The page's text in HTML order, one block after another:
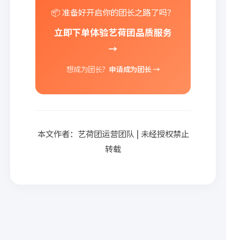
📦 准备好开启你的团长之路了吗？
立即下单体验艺荷团品质服务
→
想成为团长？ 申请成为团长 →
本文作者：艺荷团运营团队 | 未经授权禁止
转载